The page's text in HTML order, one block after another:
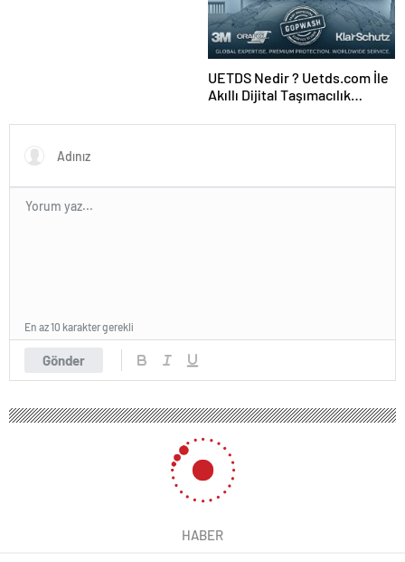
UETDS Nedir ? Uetds.com İle
Akıllı Dijital Taşımacılık
Gönder
En az 10 karakter gerekli
HABER